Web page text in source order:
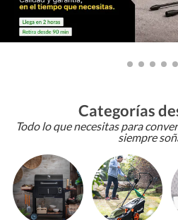
Categorías
Todo lo que necesitas para
siempre